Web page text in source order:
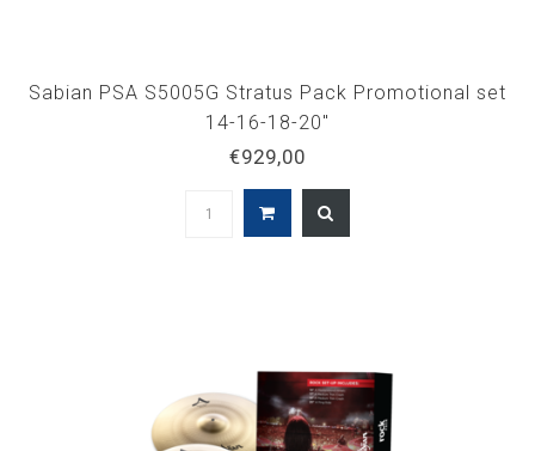
Sabian PSA S5005G Stratus Pack Promotional set
14-16-18-20"
€929,00